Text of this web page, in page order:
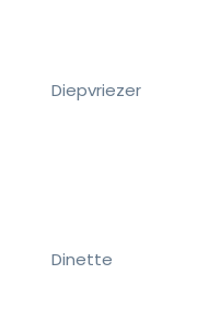
Diepvriezer
Dinette